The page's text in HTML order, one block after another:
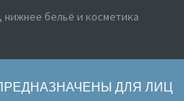
нижнее бельё и косметика
ДЛЯ ЛИЦ